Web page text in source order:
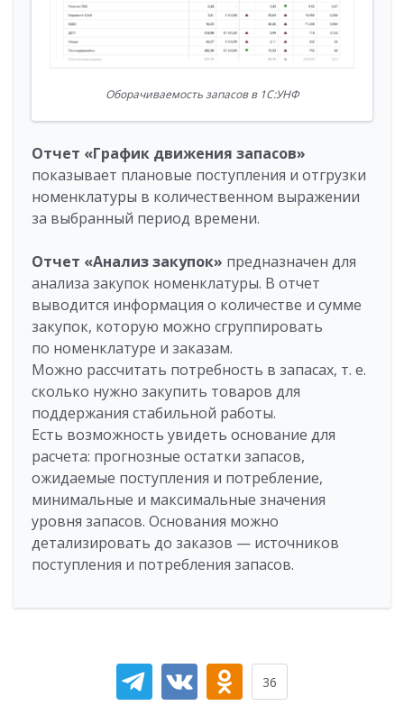
Оборачиваемость запасов в 1С:УНФ
Отчет «График движения запасов»
показывает плановые поступления и отгрузки
номенклатуры в количественном выражении
за выбранный период времени.
Отчет «Анализ закупок» предназначен для
анализа закупок номенклатуры. В отчет
выводится информация о количестве и сумме
закупок, которую можно сгруппировать
по номенклатуре и заказам.
Можно рассчитать потребность в запасах, т. е.
сколько нужно закупить товаров для
поддержания стабильной работы.
Есть возможность увидеть основание для
расчета: прогнозные остатки запасов,
ожидаемые поступления и потребление,
минимальные и максимальные значения
уровня запасов. Основания можно
детализировать до заказов — источников
поступления и потребления запасов.
36